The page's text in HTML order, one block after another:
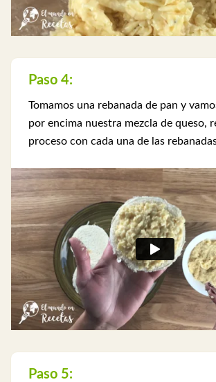
Paso 4:
Tomamos una rebanada de pan y
por encima nuestra mezcla de queso,
proceso con cada una de las
Paso 5: